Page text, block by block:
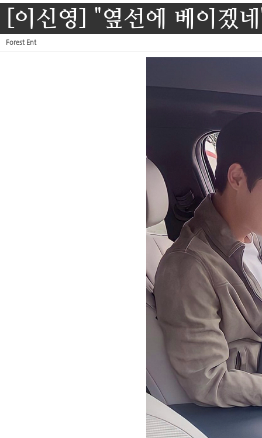
[이신영] "옆선에 베이겠
Forest Ent